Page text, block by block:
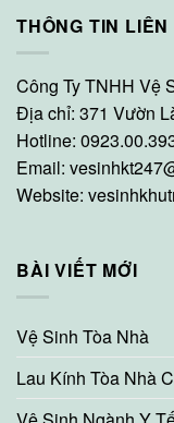
THÔNG TIN LIÊN
Công Ty TNHH Vệ
Địa chỉ: 371 Vườn
Hotline:
Email:
Website:
BÀI VIẾT MỚI
Vệ Sinh Tòa Nhà
Lau Kính Tòa Nhà